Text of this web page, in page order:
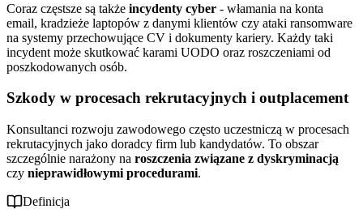
Coraz częstsze są także incydenty cyber - włamania na konta
email, kradzieże laptopów z danymi klientów czy ataki ransomware
na systemy przechowujące CV i dokumenty kariery. Każdy taki
incydent może skutkować karami UODO oraz roszczeniami od
poszkodowanych osób.
Szkody w procesach rekrutacyjnych i outplacement
Konsultanci rozwoju zawodowego często uczestniczą w procesach
rekrutacyjnych jako doradcy firm lub kandydatów. To obszar
szczególnie narażony na roszczenia związane z dyskryminacją
czy nieprawidłowymi procedurami.
Definicja